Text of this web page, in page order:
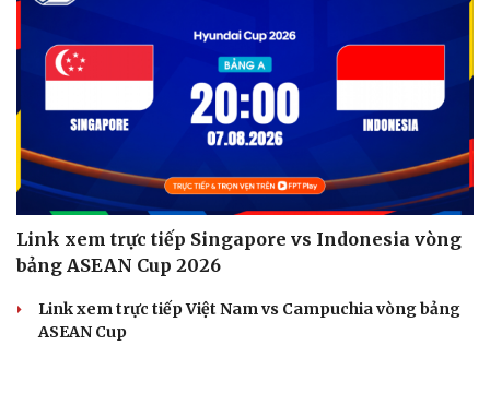
Link xem trực tiếp Singapore vs Indonesia vòng
bảng ASEAN Cup 2026
Link xem trực tiếp Việt Nam vs Campuchia vòng bảng
ASEAN Cup